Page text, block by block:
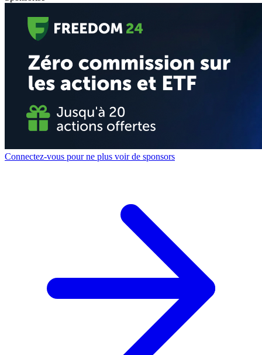
Connectez-vous pour ne plus voir de sponsors